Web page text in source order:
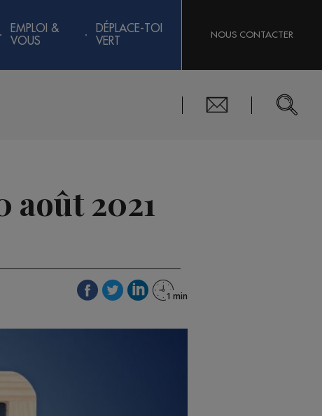
EMPLOI &
VOUS
DÉPLACE-TOI
VERT
NOUS CONTACTER
août 2021